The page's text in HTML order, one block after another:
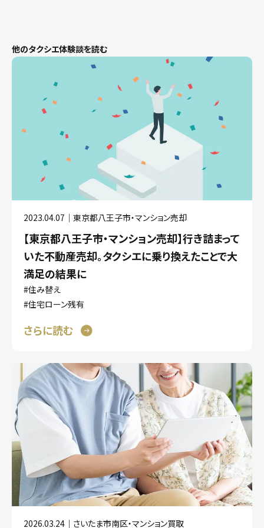
他のタクシエ体験談を読む
2023.04.07｜東京都八王子市・マンション売却
【東京都八王子市・マンション売却】行き詰まって
いた不動産売却。タクシエに乗り換えたことで大
満足の結果に
#住み替え
#住宅ローン残有
さらに読む
2026.03.24｜さいたま市南区・マンション買取